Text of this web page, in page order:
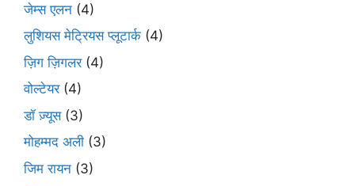
जेम्स एलन (4)
लुशियस मेट्रियस प्लूटार्क (4)
ज़िग ज़िगलर(4)
वोल्टेयर(4)
डॉ ज़्यूस(3)
मोहम्मद अली (3)
जिम रायन (3)